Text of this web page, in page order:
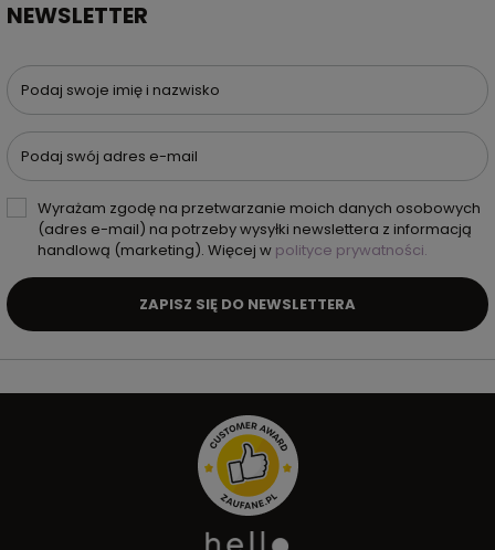
NEWSLETTER
Podaj swoje imię i nazwisko
Podaj swój adres e-mail
Wyrażam zgodę na przetwarzanie moich danych osobowych
(adres e-mail) na potrzeby wysyłki newslettera z informacją
handlową (marketing). Więcej w polityce prywatności.
ZAPISZ SIĘ DO NEWSLETTERA